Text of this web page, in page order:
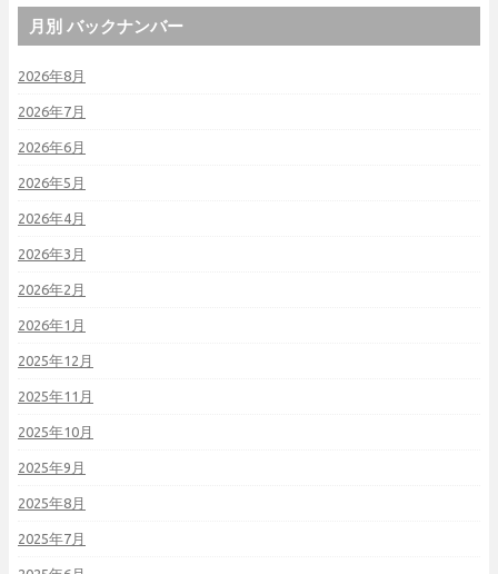
月別 バックナンバー
2026年8月
2026年7月
2026年6月
2026年5月
2026年4月
2026年3月
2026年2月
2026年1月
2025年12月
2025年11月
2025年10月
2025年9月
2025年8月
2025年7月